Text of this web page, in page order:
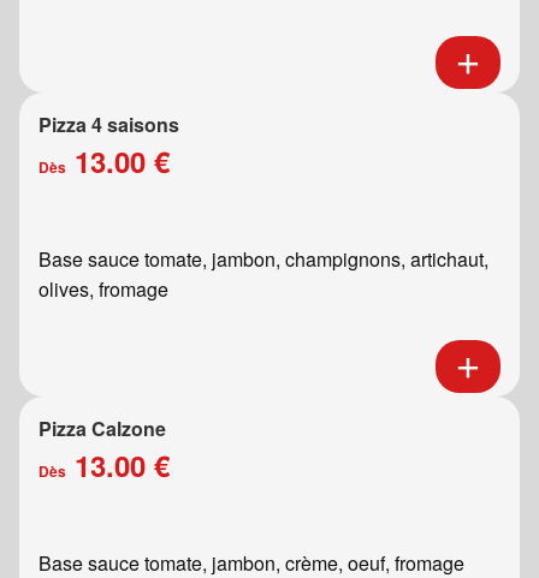
Pizza 4 saisons
Dès 13.00 €
Base sauce tomate, jambon, champignons, artichaut,
olives, fromage
Pizza Calzone
Dès 13.00 €
Base sauce tomate, jambon, crème, oeuf, fromage